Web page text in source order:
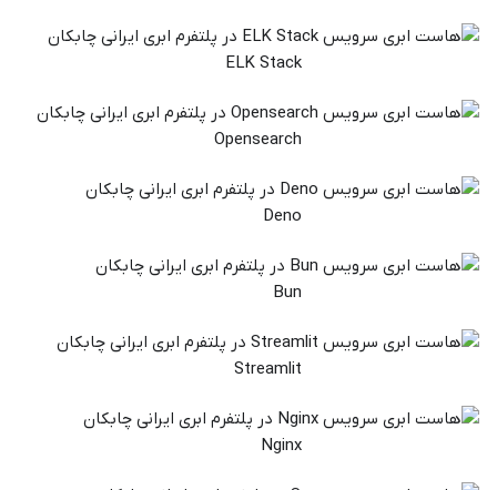
ELK Stack
Opensearch
Deno
Bun
Streamlit
Nginx